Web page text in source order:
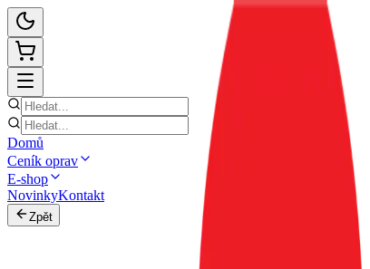
Domů
Ceník oprav
E-shop
NovinkyKontakt
Zpět